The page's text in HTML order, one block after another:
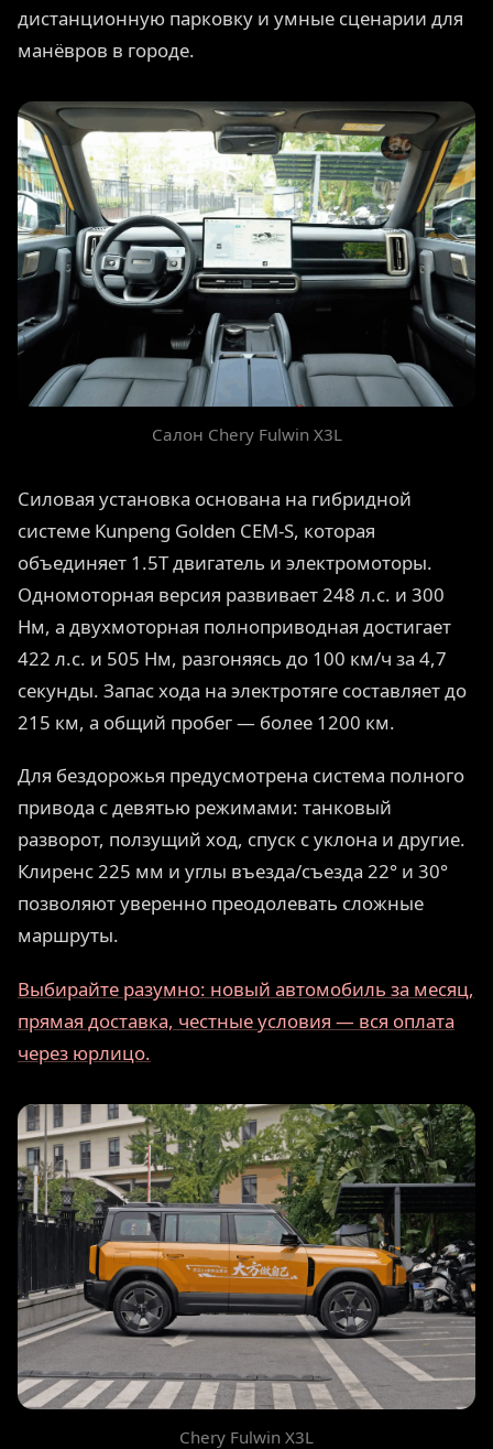
дистанционную парковку и умные сценарии для
манёвров в городе.
Салон Chery Fulwin X3L
Силовая установка основана на гибридной
системе Kunpeng Golden CEM-S, которая
объединяет 1.5T двигатель и электромоторы.
Одномоторная версия развивает 248 л.с. и 300
Нм, а двухмоторная полноприводная достигает
422 л.с. и 505 Нм, разгоняясь до 100 км/ч за 4,7
секунды. Запас хода на электротяге составляет до
215 км, а общий пробег — более 1200 км.
Для бездорожья предусмотрена система полного
привода с девятью режимами: танковый
разворот, ползущий ход, спуск с уклона и другие.
Клиренс 225 мм и углы въезда/съезда 22° и 30°
позволяют уверенно преодолевать сложные
маршруты.
Выбирайте разумно: новый автомобиль за месяц,
прямая доставка, честные условия — вся оплата
через юрлицо.
Chery Fulwin X3L